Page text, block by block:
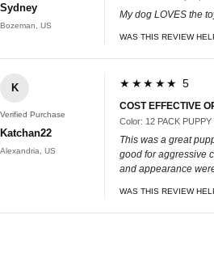
Sydney
Bozeman, US
My dog LOVES the
WAS THIS REVIEW
K
Verified Purchase
Katchan22
Alexandria, US
★★★★★ 5
COST EFFECTIVE
Color: 12 PACK
This was a great
good for aggressive
and appearance
WAS THIS REVIEW